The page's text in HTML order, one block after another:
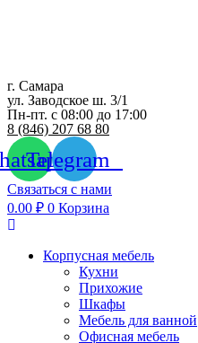
г. Самара
ул. Заводское ш. 3/1
Пн-пт. с 08:00 до 17:00
8 (846) 207 68 80
Telegram
Связаться с нами
0.00 ₽ 0 Корзина
Корпусная мебель
Кухни
Прихожие
Шкафы
Мебель для ванной
Офисная мебель